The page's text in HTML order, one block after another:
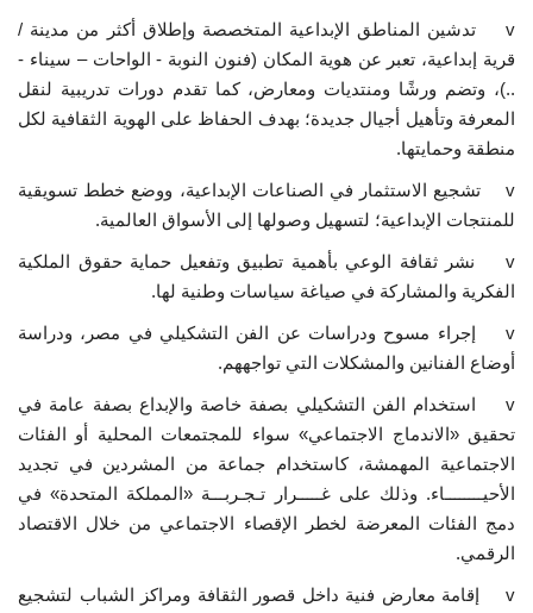
v تدشين المناطق الإبداعية المتخصصة وإطلاق أكثر من مدينة /
قرية إبداعية، تعبر عن هوية المكان (فنون النوبة - الواحات – سيناء -
..)، وتضم ورشًا ومنتديات ومعارض، كما تقدم دورات تدريبية لنقل
المعرفة وتأهيل أجيال جديدة؛ بهدف الحفاظ على الهوية الثقافية لكل
منطقة وحمايتها.
v تشجيع الاستثمار في الصناعات الإبداعية، ووضع خطط تسويقية
للمنتجات الإبداعية؛ لتسهيل وصولها إلى الأسواق العالمية.
v نشر ثقافة الوعي بأهمية تطبيق وتفعيل حماية حقوق الملكية
الفكرية والمشاركة في صياغة سياسات وطنية لها.
v إجراء مسوح ودراسات عن الفن التشكيلي في مصر، ودراسة
أوضاع الفنانين والمشكلات التي تواجههم.
v استخدام الفن التشكيلي بصفة خاصة والإبداع بصفة عامة في
تحقيق «الاندماج الاجتماعي» سواء للمجتمعات المحلية أو الفئات
الاجتماعية المهمشة، كاستخدام جماعة من المشردين في تجديد
الأحيــــــــاء. وذلك على غـــــرار تـجـربـــة «المملكة المتحدة» في
دمج الفئات المعرضة لخطر الإقصاء الاجتماعي من خلال الاقتصاد
الرقمي.
v إقامة معارض فنية داخل قصور الثقافة ومراكز الشباب لتشجيع